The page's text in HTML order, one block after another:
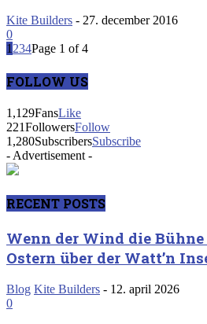
Kite Builders - 27. december 2016
0
1 234Page 1 of 4
FOLLOW US
1,129FansLike
221FollowersFollow
1,280SubscribersSubscribe
- Advertisement -
RECENT POSTS
Wenn der Wind die
Ostern über der Watt’n
Blog Kite Builders - 12. april 2026
0